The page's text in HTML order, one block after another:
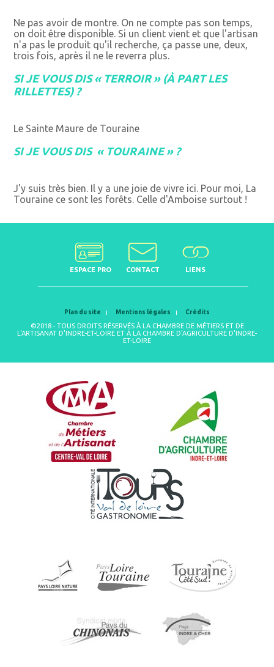
Ne pas avoir de montre. On ne compte pas son temps,
on doit être disponible. Si un client vient et que l'artisan
n'a pas le produit qu'il recherche, ça passe une, deux,
trois fois, après il ne le reverra plus.
SI JE VOUS DIS « TERROIR » (À PART LES
RILLETTES) ?
Le Sainte Maure de Touraine
SI JE VOUS DIS « TOURAINE » ?
J'y suis très bien. Il y a une joie de vivre ici. Pour moi, La
Touraine ce sont les forêts. Celle d'Amboise surtout !
ESPACE PRO CONTACT LIENS
Plan du site Mentions légales Crédits
©2018 - TOUS DROITS RÉSERVÉS À LA CHAMBRE DE MÉTIERS ET DE
L'ARTISANAT D'INDRE-ET-LOIRE ET À LA CHAMBRE D'AGRICULTURE D'INDRE-
ET-LOIRE